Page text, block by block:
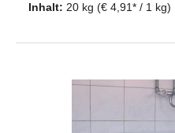
JodDesinfizierende Wirkung
Sekunden /
MinutenBiozidprodukte
Gebrauch stets Etikett und
lesen.BAuA-
Inhalt: 20 kg (€ 4,91* / 1 kg)